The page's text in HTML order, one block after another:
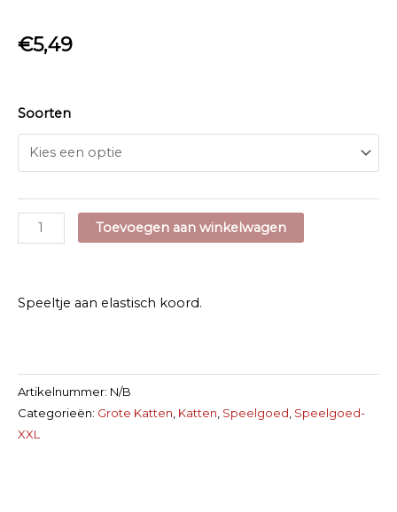
€5,49
Soorten
Speeltje
aan
koord
Toevoegen aan winkelwagen
Speeltje aan elastisch koord.
Artikelnummer: N/B
Categorieën: Grote Katten Katten Speelgoed Speelgoed-
XXL